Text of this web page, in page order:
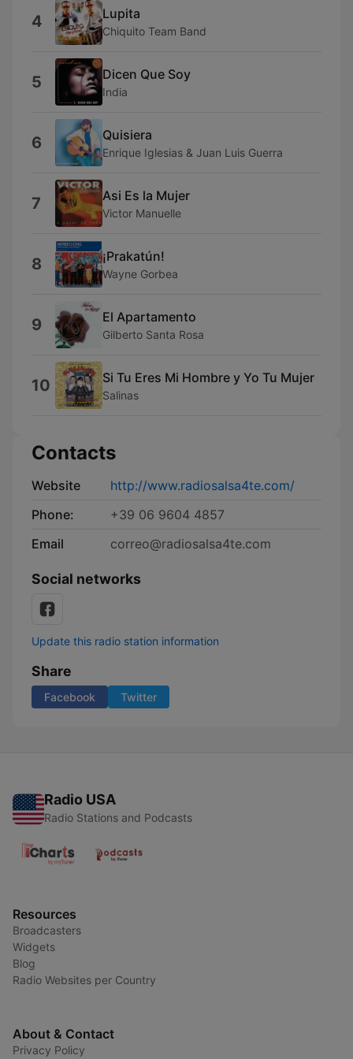
4 Lupita
Chiquito Team Band
5 Dicen Que Soy
India
6 Quisiera
Enrique Iglesias & Juan Luis Guerra
7 Asi Es la Mujer
Victor Manuelle
8 ¡Prakatún!
Wayne Gorbea
9 El Apartamento
Gilberto Santa Rosa
10 Si Tu Eres Mi Hombre y Yo Tu Mujer
Salinas
Contacts
Website
http://www.radiosalsa4te.com/
Phone:
+39 06 9604 4857
Email
correo@radiosalsa4te.com
Social networks
Update this radio station information
Share
Facebook Twitter
Radio USA
Radio Stations and Podcasts
Resources
Broadcasters
Widgets
Blog
Radio Websites per Country
About & Contact
Privacy Policy